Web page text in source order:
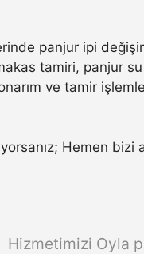
panjur ipi
tamiri, panjur
ve tamir
Hemen bizi
Hizmetimizi Oyla